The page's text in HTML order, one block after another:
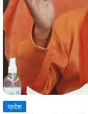
प्रदेश